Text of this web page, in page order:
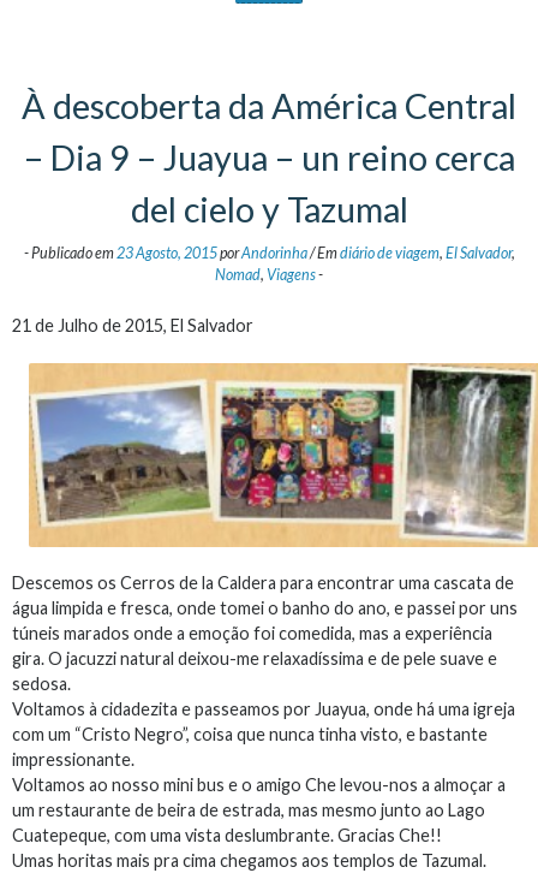
À descoberta da América Central
– Dia 9 – Juayua – un reino cerca
del cielo y Tazumal
-Publicado em23 Agosto, 2015porAndorinha/Emdiário de viagem, El Salvador,
Nomad, Viagens-
21 de Julho de 2015, El Salvador
Descemos os Cerros de la Caldera para encontrar uma cascata de
água limpida e fresca, onde tomei o banho do ano, e passei por uns
túneis marados onde a emoção foi comedida, mas a experiência
gira. O jacuzzi natural deixou-me relaxadíssima e de pele suave e
sedosa.
Voltamos à cidadezita e passeamos por Juayua, onde há uma igreja
com um “Cristo Negro”, coisa que nunca tinha visto, e bastante
impressionante.
Voltamos ao nosso mini bus e o amigo Che levou-nos a almoçar a
um restaurante de beira de estrada, mas mesmo junto ao Lago
Cuatepeque, com uma vista deslumbrante. Gracias Che!!
Umas horitas mais pra cima chegamos aos templos de Tazumal.